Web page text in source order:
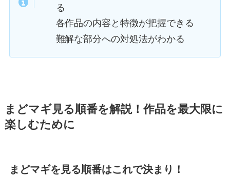
る
各作品の内容と特徴が把握できる
難解な部分への対処法がわかる
まどマギ見る順番を解説！作品を最大限に
楽しむために
まどマギを見る順番はこれで決まり！